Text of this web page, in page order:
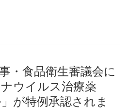
・食品衛生審議会に
ウイルス治療薬
が特例承認されま